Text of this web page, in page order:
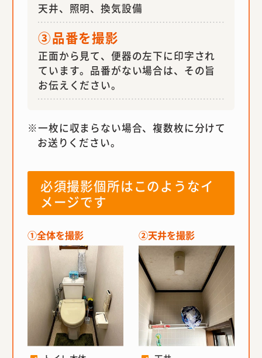
天井、照明、換気設備
③品番を撮影
正面から見て、便器の左下に印字され
ています。品番がない場合は、その旨
お伝えください。
一枚に収まらない場合、複数枚に分けて
お送りください。
必須撮影個所はこのようなイ
メージです
①全体を撮影 ②天井を撮影